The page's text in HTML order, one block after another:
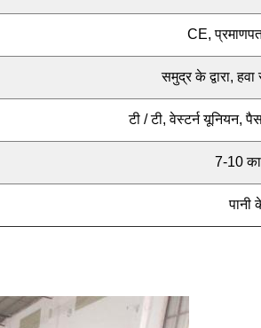
CE,
समुद्र के द्वारा, हवा
टी / टी, वेस्टर्न यूनियन,
7-10